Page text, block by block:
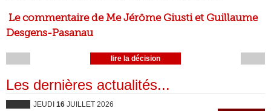
Le commentaire de Me Jérôme Giusti et Guillaume
Desgens-Pasanau
lire la décision
Les dernières actualités...
JEUDI 16 JUILLET 2026